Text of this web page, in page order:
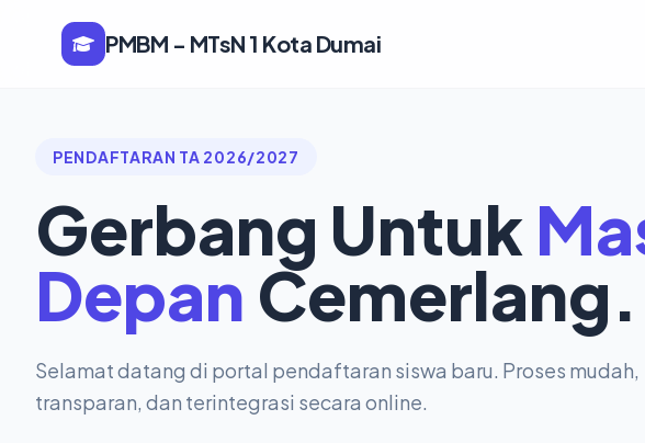
PMBM - MTsN 1 Kota Dumai
PENDAFTARAN TA 2026/2027
Gerbang Untuk
Depan Cemerlang.
Selamat datang di portal pendaftaran siswa baru. Proses mudah,
transparan, dan terintegrasi secara online.